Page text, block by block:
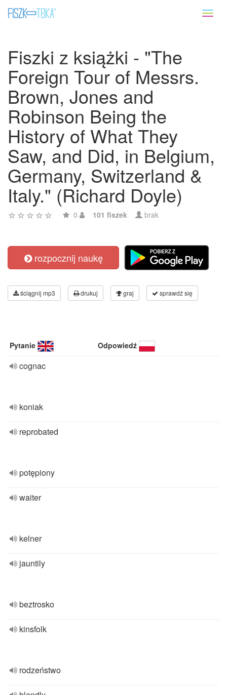
Fiszki z książki - "The
Foreign Tour of Messrs.
Brown, Jones and
Robinson Being the
History of What They
Saw, and Did, in Belgium,
Germany, Switzerland &
Italy." (Richard Doyle)
0 101 fiszek brak
rozpocznij naukę
ściągnij mp3 drukuj graj sprawdź się
Pytanie Odpowiedź
cognac
koniak
reprobated
potępiony
waiter
kelner
jauntily
beztrosko
kinsfolk
rodzeństwo